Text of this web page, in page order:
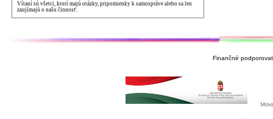
Vítaní sú všetci, ktorí majú otázky, pripomienky k samospráve alebo sa len
zaujímajú o našu činnosť.
Finančné